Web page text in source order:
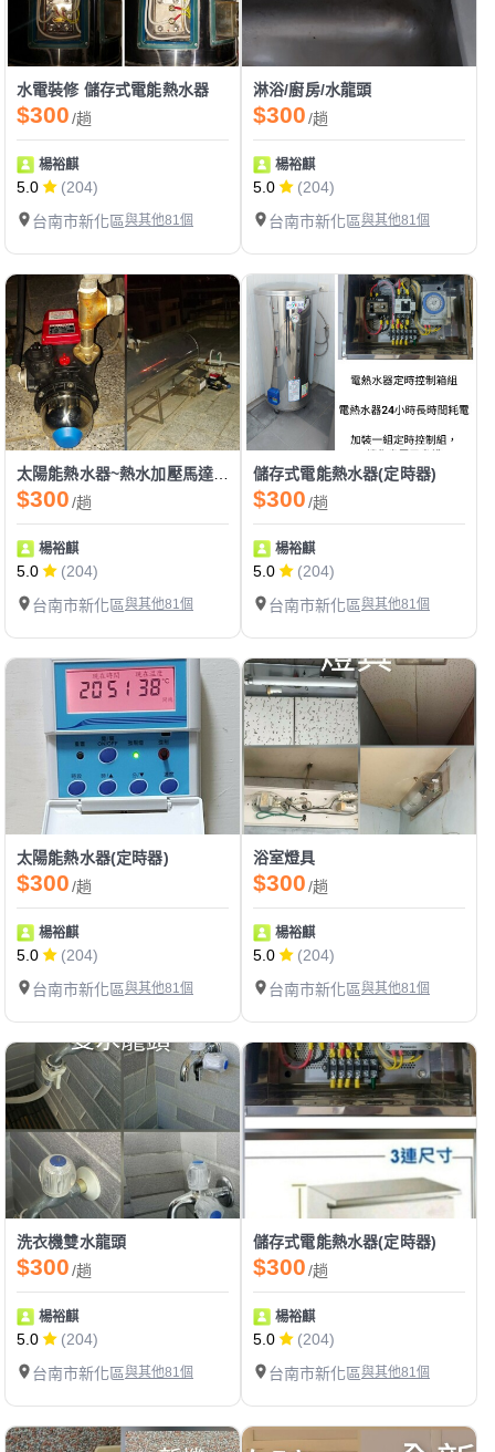
水電裝修 儲存式電能熱水器
$300/趟
楊裕麒
5.0
(204)
台南市新化區與其他81個
淋浴/廚房/水龍頭
$300/趟
楊裕麒
5.0
(204)
台南市新化區與其他81個
太陽能熱水器~熱水加壓馬達~電子流控恆壓泵浦~
$300/趟
楊裕麒
5.0
(204)
台南市新化區與其他81個
儲存式電能熱水器(定時器)
$300/趟
楊裕麒
5.0
(204)
台南市新化區與其他81個
太陽能熱水器(定時器)
$300/趟
楊裕麒
5.0
(204)
台南市新化區與其他81個
浴室燈具
$300/趟
楊裕麒
5.0
(204)
台南市新化區與其他81個
洗衣機雙水龍頭
$300/趟
楊裕麒
5.0
(204)
台南市新化區與其他81個
儲存式電能熱水器(定時器)
$300/趟
楊裕麒
5.0
(204)
台南市新化區與其他81個